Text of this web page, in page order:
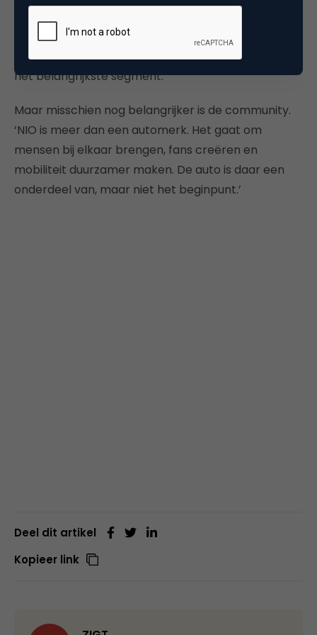
premiumpositie in Europa. firefly moet intussen
zorgen voor bredere toegang en meer volume in
het belangrijkste segment.
Maar misschien nog belangrijker is de community.
‘NIO is meer dan een automerk. Het gaat om
mensen bij elkaar brengen, fans creëren en
mobiliteit duurzamer maken. De auto is daar een
onderdeel van, maar niet het beginpunt.’
Deel dit artikel
Kopieer link